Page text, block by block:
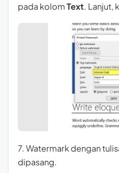
pada kolomText. Lanjut,
7. Watermark dengan
dipasang.